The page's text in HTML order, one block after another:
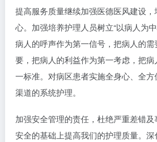
提高服务质量继续加强医德医风建设
心。加强培养护理人员树立“以病人为
病人的呼声作为第一信号，把病人的
要，把病人的利益作为第一考虑，把
一标准。对病区患者实施全身心、全
渠道的系统护理。
加强安全管理的责任，杜绝严重差错
安全的基础上提高我们的护理质量。